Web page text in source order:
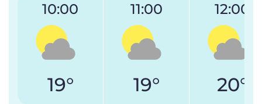
10:00
19°
11:00
19°
12:00
20°